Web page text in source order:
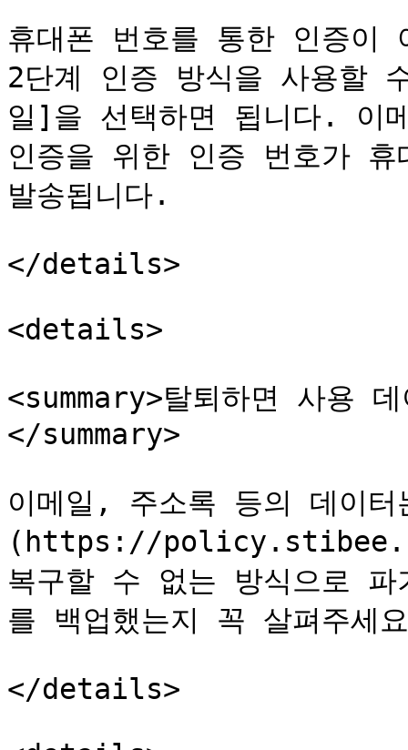
휴대폰 번호를 통한 인증이
2단계 인증 방식을 사용할
일]을 선택하면 됩니다. 이
인증을 위한 인증 번호가
발송됩니다.
</details>
<details>
<summary>탈퇴하면 사용
</summary>
이메일, 주소록 등의 데이
(https://
복구할 수 없는 방식으로
를 백업했는지 꼭 살펴주세
</details>